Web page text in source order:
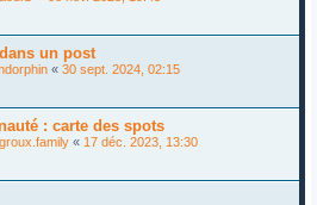
un post
« 30 sept. 2024, 02:15
: carte des spots
« 17 déc. 2023, 13:30